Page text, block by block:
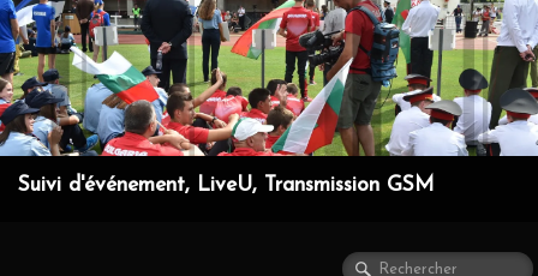
PRODUCTION A/V
DÉVELOPPEMENT
EN IMAGE
CONTACT
Suivi d'événement, LiveU, Transmission GSM